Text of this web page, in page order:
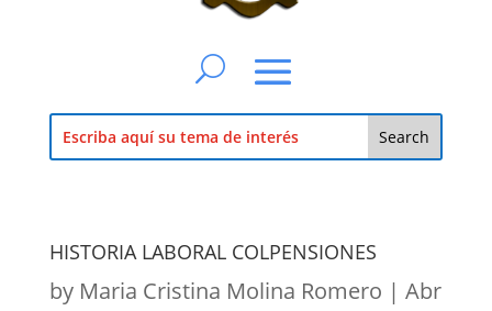
HISTORIA LABORAL COLPENSIONES
by Maria Cristina Molina Romero | Abr